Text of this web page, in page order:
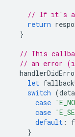
// If it's a
return
}
// This
// an error
let
switch (
case
case
default :
}